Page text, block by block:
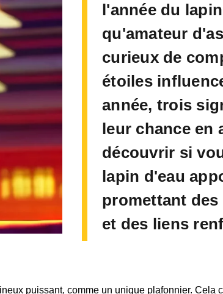
l'année du
qu'amateur
curieux de
étoiles
année, trois
leur chance en
découvrir si
lapin d'eau
promettant
et des liens
puissant, comme un unique plafonnier. Cela